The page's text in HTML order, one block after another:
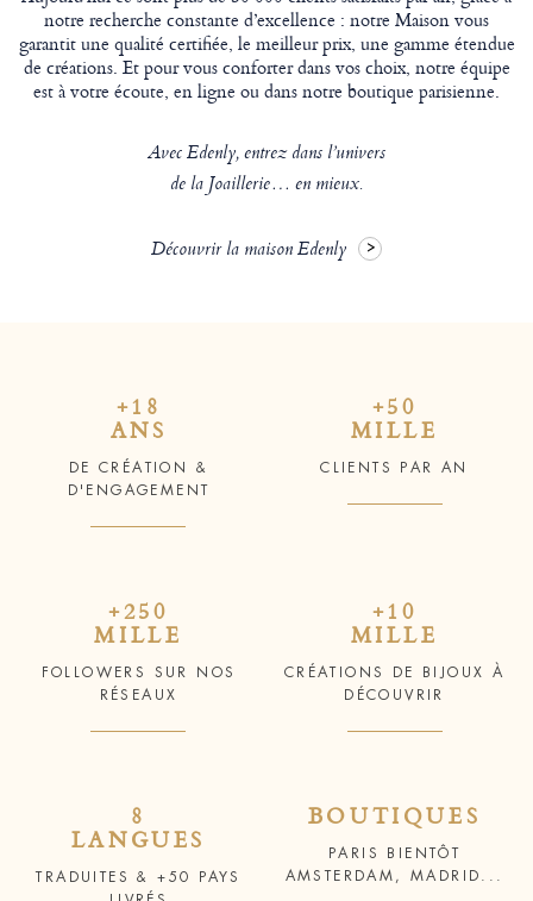
notre recherche constante d’excellence : notre Maison vous
garantit une qualité certifiée, le meilleur prix, une gamme étendue
de créations. Et pour vous conforter dans vos choix, notre équipe
est à votre écoute, en ligne ou dans notre boutique parisienne.
Avec Edenly, entrez dans l’univers
de la Joaillerie… en mieux.
Découvrir la maison Edenly
+18
ANS
DE CRÉATION &
D'ENGAGEMENT
+50
MILLE
CLIENTS PAR AN
+250
MILLE
FOLLOWERS SUR NOS
RÉSEAUX
+10
MILLE
CRÉATIONS DE BIJOUX À
DÉCOUVRIR
8
LANGUES
TRADUITES & +50 PAYS
BOUTIQUES
PARIS BIENTÔT
AMSTERDAM, MADRID...